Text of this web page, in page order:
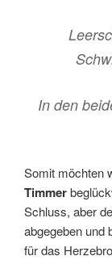
In den
Somit möchten
Timmer
Schluss, aber
abgegeben und
für das